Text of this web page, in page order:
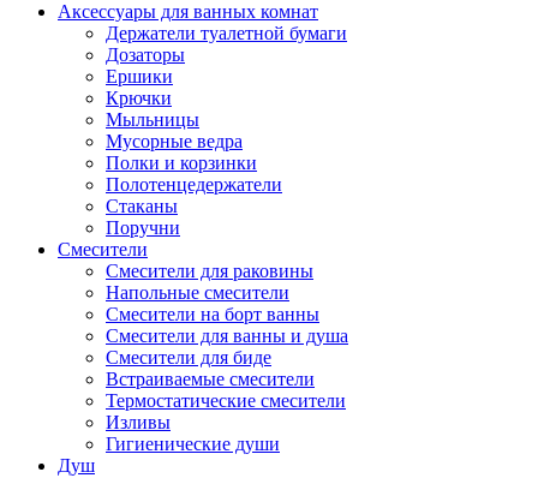
Аксессуары для ванных комнат
Держатели туалетной бумаги
Дозаторы
Ершики
Крючки
Мыльницы
Мусорные ведра
Полки и корзинки
Полотенцедержатели
Стаканы
Поручни
Смесители
Смесители для раковины
Напольные смесители
Смесители на борт ванны
Смесители для ванны и душа
Смесители для биде
Встраиваемые смесители
Термостатические смесители
Изливы
Гигиенические души
Душ